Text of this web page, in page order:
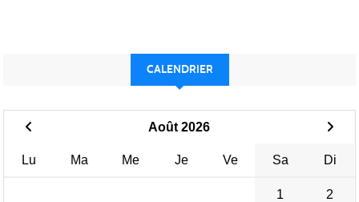
CALENDRIER
Août 2026
Lu Ma Me Je Ve Sa Di
1 2